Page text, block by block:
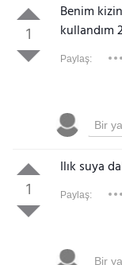
1
Benim
kullandım
Paylaş:
1
Ilık suya
Paylaş: